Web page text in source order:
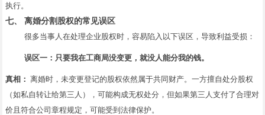
执行。
七、 离婚分割股权的常见误区
很多当事人在处理企业股权时，容易陷入以下误区，导致利益受损：
误区一：只要我在工商局没变更，就没人能分我的钱。
真相： 离婚时，未变更登记的股权依然属于共同财产。一方擅自处分股权
（如私自转让给第三人），可能构成无权处分，但如果第三人支付了合理对
价且符合公司章程规定，可能受到法律保护。